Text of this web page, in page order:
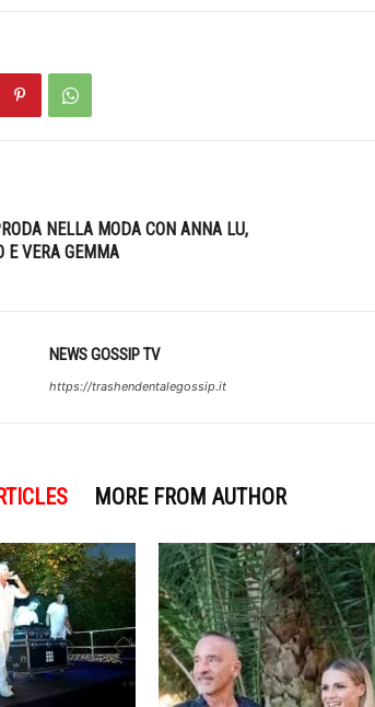
NELLA MODA CON ANNA LU,
E VERA GEMMA
NEWS GOSSIP TV
https://trashendentalegossip.it
MORE FROM AUTHOR